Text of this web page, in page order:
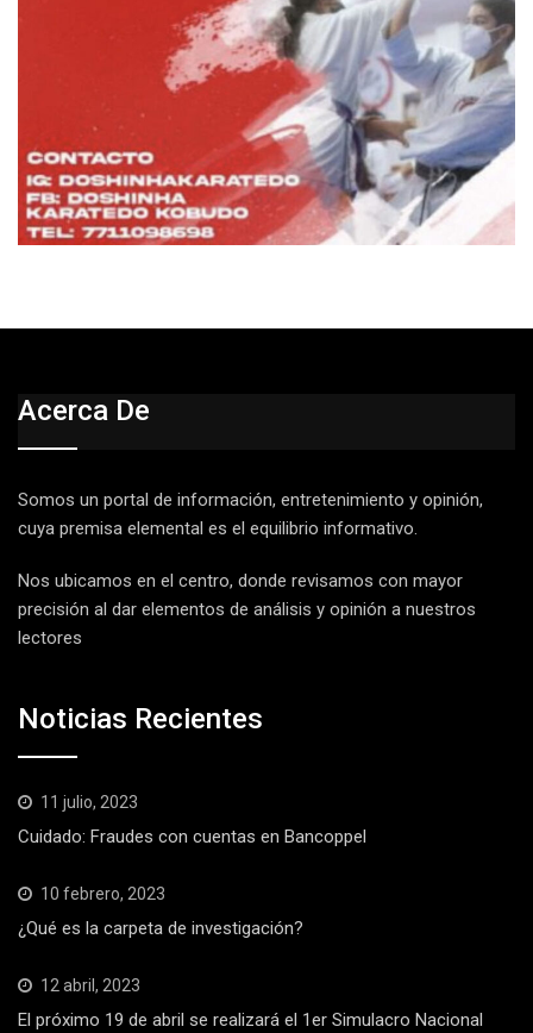
Acerca De
Somos un portal de información, entretenimiento y opinión,
cuya premisa elemental es el equilibrio informativo.
Nos ubicamos en el centro, donde revisamos con mayor
precisión al dar elementos de análisis y opinión a nuestros
lectores
Noticias Recientes
11 julio, 2023
Cuidado: Fraudes con cuentas en Bancoppel
10 febrero, 2023
¿Qué es la carpeta de investigación?
12 abril, 2023
El próximo 19 de abril se realizará el 1er Simulacro Nacional